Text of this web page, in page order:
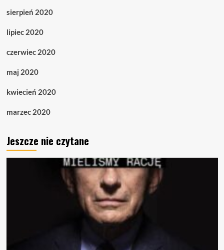
sierpień 2020
lipiec 2020
czerwiec 2020
maj 2020
kwiecień 2020
marzec 2020
Jeszcze nie czytane